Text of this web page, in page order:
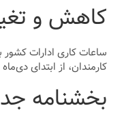
کاهش و
ساعات کاری ادارات کشور
کارمندان، از ابتدای
بخشنامه